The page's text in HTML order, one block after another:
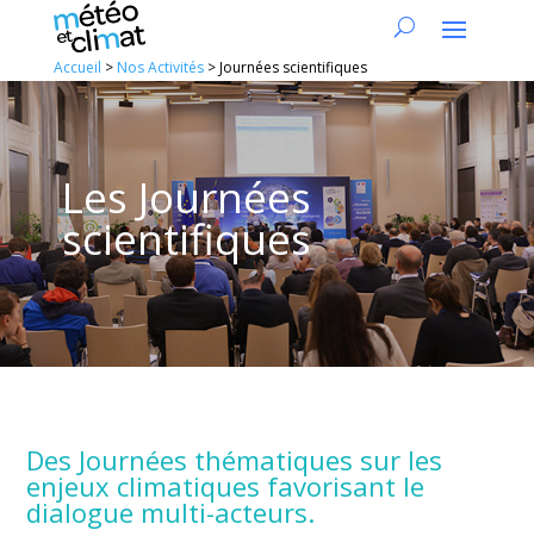
Accueil > Nos Activités>Journées scientifiques
Les Journées
scientifiques
Des Journées thématiques sur les
enjeux climatiques favorisant le
dialogue multi-acteurs.